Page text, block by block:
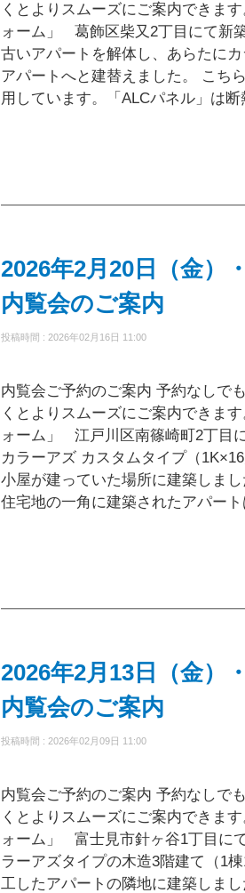
くとよりスムーズにご案内できま
ォーム」 葛飾区柴又2丁目にて新
古いアパートを解体し、あらたに
アパートへと建替えました。 こち
用しています。「ALCパネル」は
2026年2月20日（金）
内覧会のご案内
投稿時間 : 2026年02月16日 11:00
内覧会ご予約のご案内 予約なしで
くとよりスムーズにご案内できま
ォーム」 江戸川区南篠崎町2丁目
カラーアズ カスタムタイプ（
小屋が建っていた場所に建築しま
住宅地の一角に建築されたアパー
2026年2月13日（金）
内覧会のご案内
投稿時間 : 2026年02月09日 11:00
内覧会ご予約のご案内 予約なしで
くとよりスムーズにご案内できま
ォーム」 富士見市針ヶ谷1丁目に
ラーアズタイプの木造3階建て（1
工したアパートの隣地に建築しま